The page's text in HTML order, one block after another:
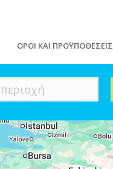
ΟΡΟΙ ΚΑΙ ΠΡΟΫΠΟΘΕΣΕΙΣ
περιοχή